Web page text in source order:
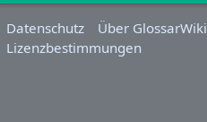
Datenschutz
Über GlossarWiki
Lizenzbestimmungen